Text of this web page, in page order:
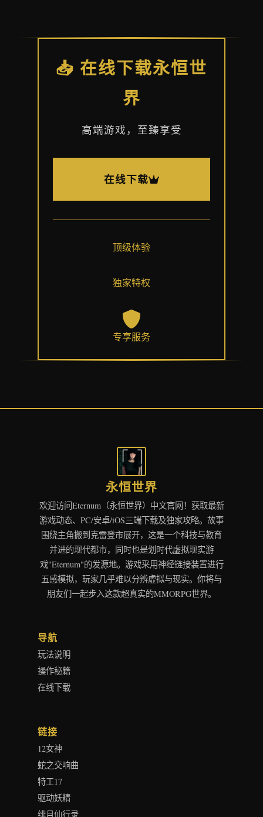
📥 在线下载永恒世
界
高端游戏，至臻享受
在线下载
顶级体验
独家特权
专享服务
永恒世界
欢迎访问Eternum（永恒世界）中文官网！获取最新
游戏动态、PC/安卓/iOS三端下载及独家攻略。故事
围绕主角搬到克雷登市展开，这是一个科技与教育
并进的现代都市，同时也是划时代虚拟现实游
戏"Eternum"的发源地。游戏采用神经链接装置进行
五感模拟，玩家几乎难以分辨虚拟与现实。你将与
朋友们一起步入这款超真实的MMORPG世界。
导航
玩法说明
操作秘籍
在线下载
链接
12女神
蛇之交响曲
特工17
驱动妖精
绯月仙行录